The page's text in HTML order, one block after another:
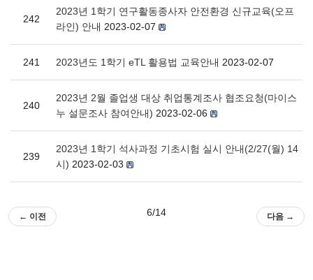
242
2023년 1학기 연구활동종사자 안전환경 신규교육(오프
라인) 안내 2023-02-07
241 2023년도 1학기 eTL 활용법 교육안내 2023-02-07
240
2023년 2월 졸업생 대상 취업통계조사 협조요청(마이스
누 설문조사 참여안내) 2023-02-06
239
2023년 1학기 석사과정 기초시험 실시 안내(2/27(월) 14
시) 2023-02-03
← 이전 6/14 다음 →